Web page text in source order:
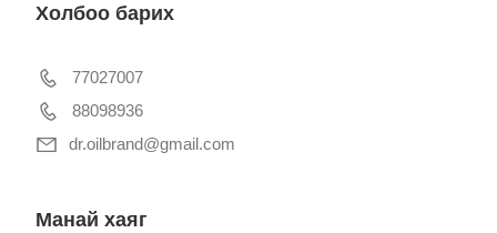
Холбоо барих
77027007
88098936
dr.oilbrand@gmail.com
Манай хаяг